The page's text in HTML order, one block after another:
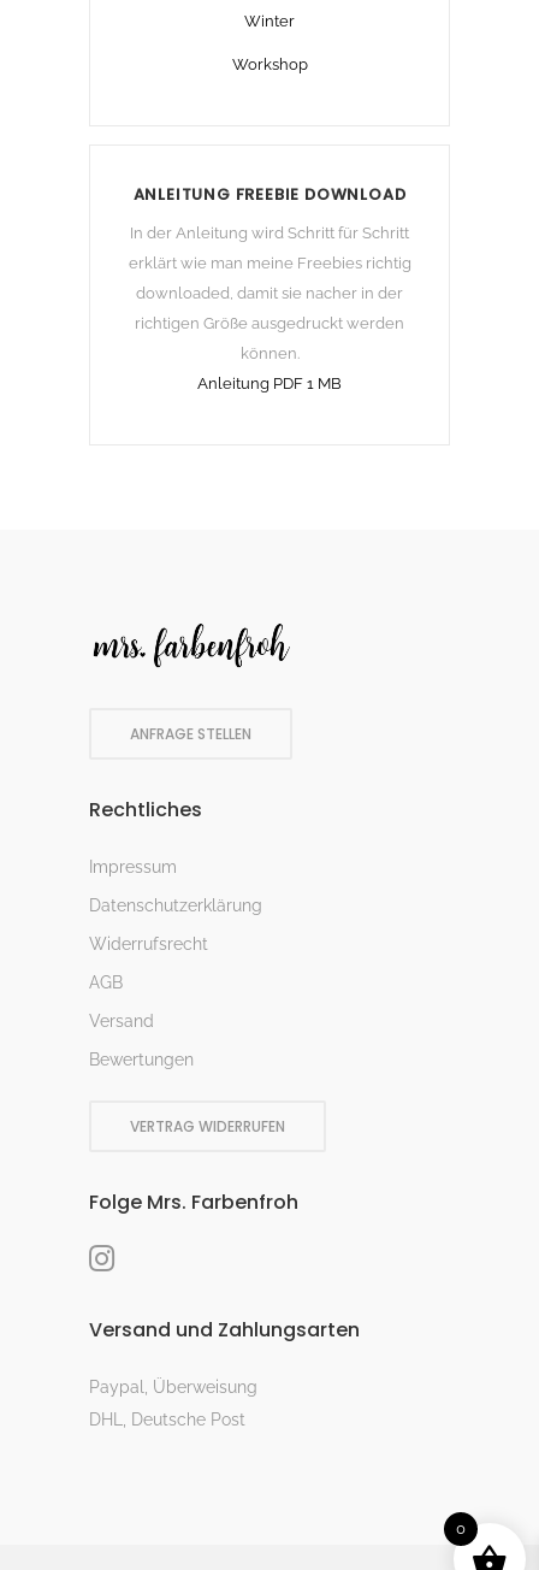
Winter
Workshop
ANLEITUNG FREEBIE DOWNLOAD
In der Anleitung wird Schritt für Schritt
erklärt wie man meine Freebies richtig
downloaded, damit sie nacher in der
richtigen Größe ausgedruckt werden
können.
Anleitung PDF 1 MB
ANFRAGE STELLEN
Rechtliches
Impressum
Datenschutzerklärung
Widerrufsrecht
AGB
Versand
Bewertungen
VERTRAG WIDERRUFEN
Folge Mrs. Farbenfroh
Versand und Zahlungsarten
Paypal, Überweisung
DHL, Deutsche Post
0